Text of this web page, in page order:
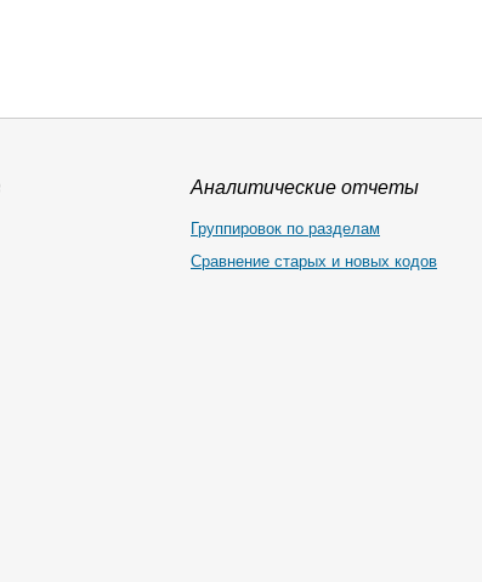
Аналитические отчеты
Группировок по разделам
Сравнение старых и новых кодов